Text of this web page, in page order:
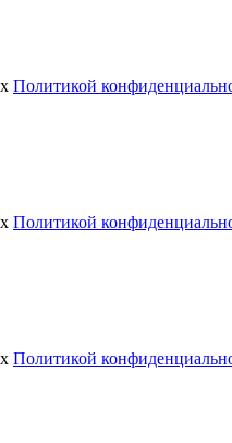
Политикой
Политикой
Политикой